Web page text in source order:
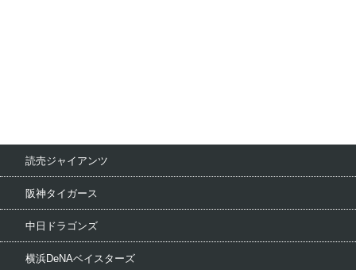
読売ジャイアンツ
阪神タイガース
中日ドラゴンズ
横浜DeNAベイスターズ